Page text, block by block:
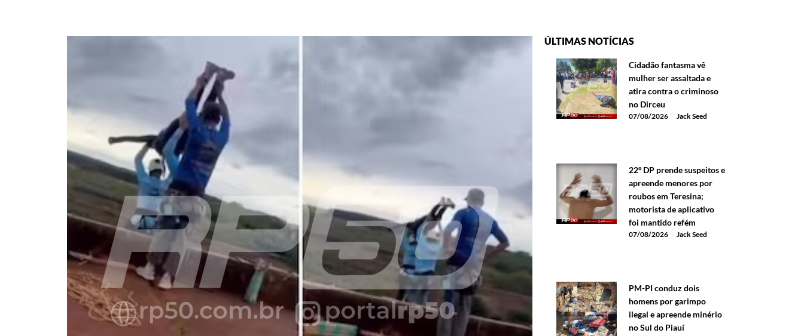
ÚLTIMAS NOTÍCIAS
Cidadão fantasma vê
mulher ser assaltada e
atira contra o criminoso
no Dirceu
07/08/2026 Jack Seed
22º DP prende suspeitos e
apreende menores por
roubos em Teresina;
motorista de aplicativo
foi mantido refém
07/08/2026 Jack Seed
PM-PI conduz dois
homens por garimpo
ilegal e apreende minério
no Sul do Piauí